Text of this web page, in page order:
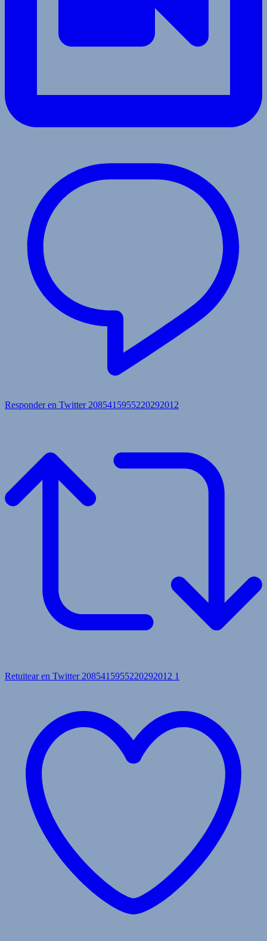
Responder en Twitter 2085415955220292012
Retuitear en Twitter 2085415955220292012 1